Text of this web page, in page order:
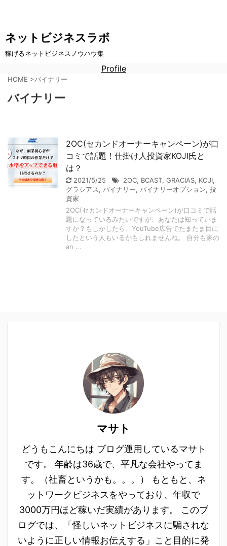
ネットビジネスラボ
稼げるネットビジネスノウハウ集
Profile
HOME >バイナリー
バイナリー
2OC(セカンドオーナーキャンペーン)が口
コミで話題！仕掛け人投資家KOJI氏と
は？
2021/5/25 2OC, BCAST, GRACIAS, KOJI,
グラシアス, バイナリー, バイナリーオプション, 投
資家
2OC(セカンドオーナーキャンペーン)が口コミで話
題になっているみたいですが、あなたは知っていま
すか？もしかしたら、YouTube広告でたまたま目に
したという人もいるかもしれませんね。 自分も家の
an ...
マサト
どうもこんにちは ブログ運用しているマサト
です。 年齢は36歳で、平凡な会社やってま
す。（社畜というかも。。。） もともと、ネ
ットワークビジネスをやっており、年収で
3000万円ほど稼いだ実績があります。 このブ
ログでは、「怪しいネットビジネスに騙されな
いように正しい情報お伝えする」こと目的に発